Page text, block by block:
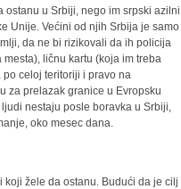
u Srbiji, nego im srpski azilni
Unije. Većini od njih Srbija je samo
da ne bi rizikovali da ih policija
ličnu kartu (koja im treba
celoj teritoriji i pravo na
za prelazak granice u Evropsku
nestaju posle boravka u Srbiji,
oko mesec dana.
žele da ostanu. Budući da je cilj